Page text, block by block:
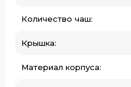
Количество чаш:
Крышка:
Материал корпуса: